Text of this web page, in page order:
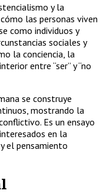
y la
las personas viven
como individuos y
sociales y
la conciencia, la
entre “ser” y “no
se construye
mostrando la
Es un ensayo
en la
el pensamiento